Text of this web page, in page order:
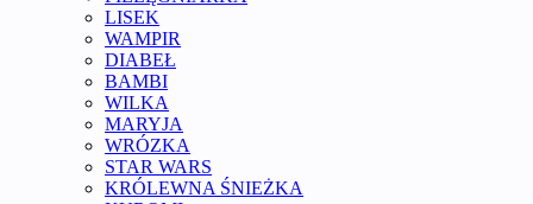
LISEK
WAMPIR
DIABEŁ
BAMBI
WILKA
MARYJA
WRÓZKA
STAR WARS
KRÓLEWNA ŚNIEŻKA